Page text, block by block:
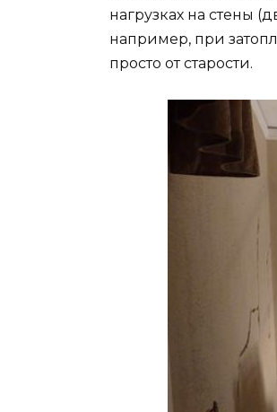
нагрузках на стены
например, при
просто от старости.